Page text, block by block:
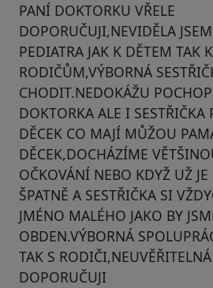
PANÍ DOKTORKU VŘELE
DOPORUČUJI,NEVIDĚLA
PEDIATRA JAK K DĚTEM TAK K
RODIČŮM,VÝBORNÁ
CHODIT.NEDOKÁŽU
DOKTORKA ALE I SESTŘIČKA
DĚCEK CO MAJÍ MŮŽOU
DĚCEK,DOCHÁZÍME
OČKOVÁNÍ NEBO KDYŽ UŽ
ŠPATNĚ A SESTŘIČKA SI
JMÉNO MALÉHO JAKO BY
OBDEN.VÝBORNÁ
TAK S
DOPORUČUJI